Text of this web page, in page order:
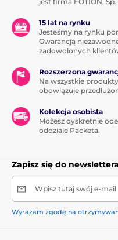
15 lat na rynku
Jesteśmy na rynku
Gwarancją
zadowolonych
Rozszerzona
Na wszystkie
obowiązuje
Kolekcja osobista
Możesz dyskretnie
oddziale Packeta.
Zapisz się do newslettera
Wpisz tutaj swój e-mail
Wyrażam zgodę na